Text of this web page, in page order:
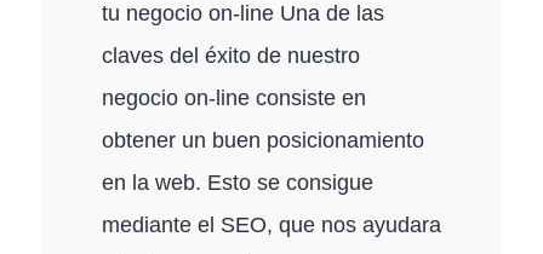
tu negocio on-line Una de las
claves del éxito de nuestro
negocio on-line consiste en
obtener un buen posicionamiento
en la web. Esto se consigue
mediante el SEO, que nos ayudara